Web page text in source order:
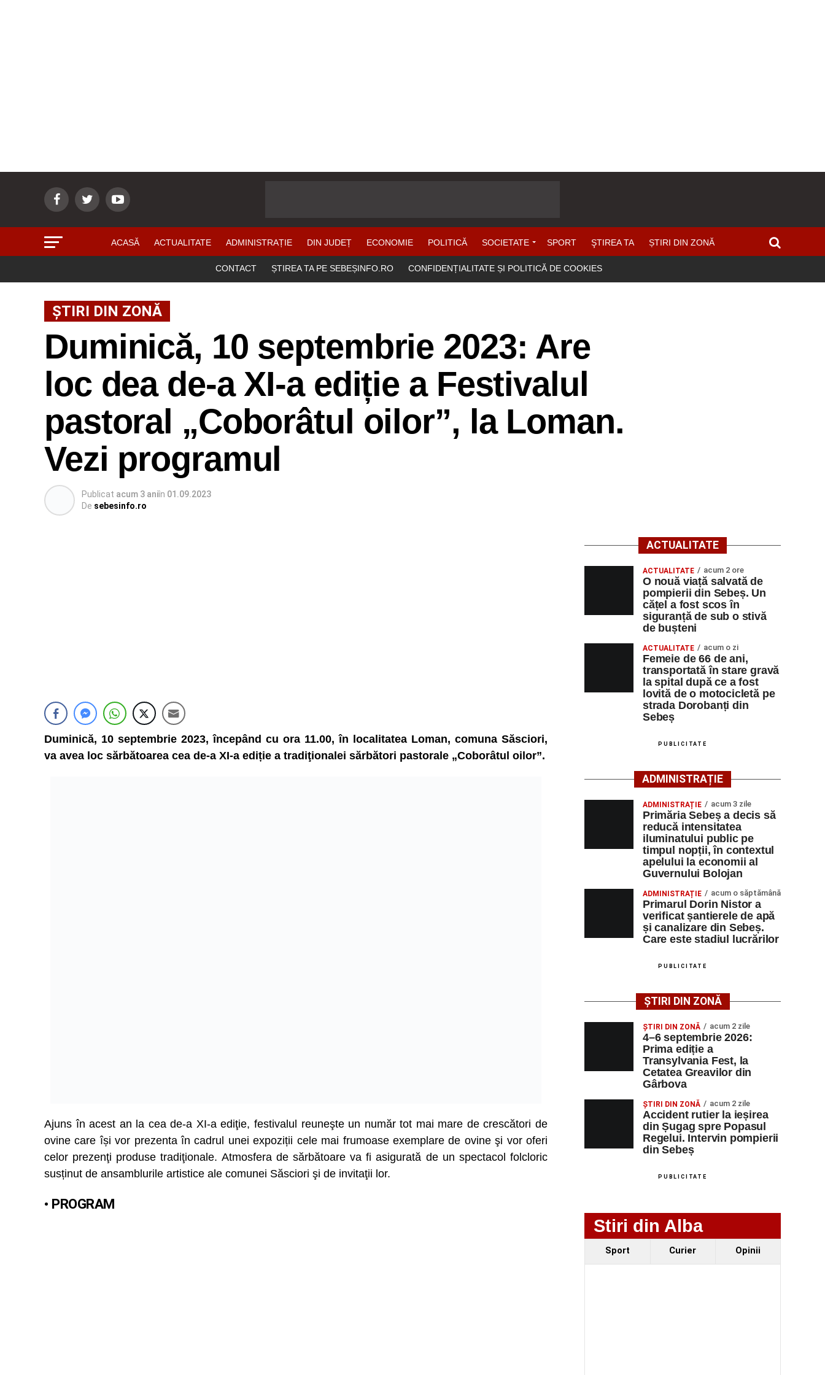
ACASĂ ACTUALITATE ADMINISTRAȚIE DIN JUDEȚ ECONOMIE POLITICĂ SOCIETATE SPORT ŞTIREA TA ȘTIRI DIN ZONĂ
CONTACT ȘTIREA TA PE SEBEȘINFO.RO CONFIDENȚIALITATE ȘI POLITICĂ DE COOKIES
ȘTIRI DIN ZONĂ
Duminică, 10 septembrie 2023: Are
loc dea de-a XI-a ediție a Festivalul
pastoral „Coborâtul oilor”, la Loman.
Vezi programul
Publicat acum 3 aniîn 01.09.2023
De sebesinfo.ro
Duminică, 10 septembrie 2023, începând cu ora 11.00, în localitatea Loman, comuna Săsciori,
va avea loc sărbătoarea cea de-a XI-a ediție a tradiţionalei sărbători pastorale „Coborâtul oilor”.
Ajuns în acest an la cea de-a XI-a ediţie, festivalul reuneşte un număr tot mai mare de crescători de
ovine care își vor prezenta în cadrul unei expoziții cele mai frumoase exemplare de ovine şi vor oferi
celor prezenţi produse tradiţionale. Atmosfera de sărbătoare va fi asigurată de un spectacol folcloric
susținut de ansamblurile artistice ale comunei Săsciori şi de invitaţii lor.
• PROGRAM
ACTUALITATE
ACTUALITATE acum 2 ore
O nouă viață salvată de
pompierii din Sebeș. Un
cățel a fost scos în
siguranță de sub o stivă
de bușteni
ACTUALITATE acum o zi
Femeie de 66 de ani,
transportată în stare gravă
la spital după ce a fost
lovită de o motocicletă pe
strada Dorobanți din
Sebeș
PUBLICITATE
ADMINISTRAȚIE
ADMINISTRAȚIE acum 3 zile
Primăria Sebeș a decis să
reducă intensitatea
iluminatului public pe
timpul nopții, în contextul
apelului la economii al
Guvernului Bolojan
ADMINISTRAȚIE acum o săptămână
Primarul Dorin Nistor a
verificat șantierele de apă
și canalizare din Sebeș.
Care este stadiul lucrărilor
PUBLICITATE
ȘTIRI DIN ZONĂ
ȘTIRI DIN ZONĂ acum 2 zile
4–6 septembrie 2026:
Prima ediție a
Transylvania Fest, la
Cetatea Greavilor din
Gârbova
ȘTIRI DIN ZONĂ acum 2 zile
Accident rutier la ieșirea
din Șugag spre Popasul
Regelui. Intervin pompierii
din Sebeș
PUBLICITATE
Stiri din Alba
Sport Curier Opinii